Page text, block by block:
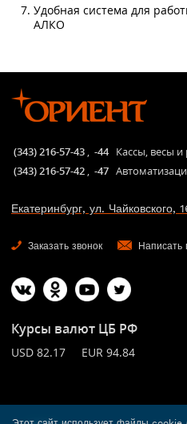
Удобная система для
АЛКО
(343) 216-57-43 , -44 Кассы, весы
(343) 216-57-42 , -47
Екатеринбург, ул. Чайковского,
Заказать звонок Написать
Курсы валют ЦБ РФ
USD 82.17 EUR 94.84